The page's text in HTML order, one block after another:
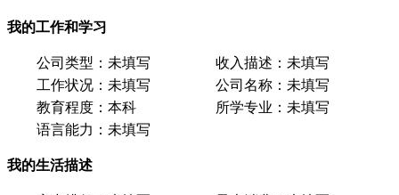
我的工作和学习
公司类型： 未填写 收入描述： 未填写
工作状况： 未填写 公司名称： 未填写
教育程度： 本科 所学专业： 未填写
语言能力： 未填写
我的生活描述